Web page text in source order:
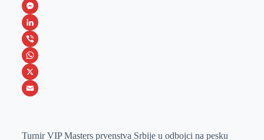
F
a
c
e
b
o
M
e
s
s
e
e
L
i
n
k
I
V
i
b
W
h
s
X
a
Turnir VIP Masters prvenstva Srbije u odbojci na pesku